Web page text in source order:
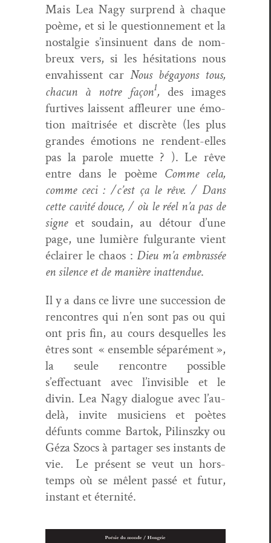
Mais Lea Nagy sur­prend à chaque
poème, et si le ques­tion­nement et la
nos­tal­gie s’insin­u­ent dans de nom­
breux vers, si les hési­ta­tions nous
envahissent car Nous bégayons tous,
cha­cun à notre façon1, des images
furtives lais­sent affleur­er une émo­
tion maîtrisée et dis­crète (les plus
grandes émo­tions ne ren­dent-elles
pas la parole muette ? ). Le rêve
entre dans le poème Comme cela,
comme ceci : /c’est ça le rêve. / Dans
cette cav­ité douce, / où le réel n’a pas de
signeet soudain, au détour d’une
page, une lumière ful­gu­rante vient
éclair­er le chaos : Dieu m’a embrassée
en silence et de manière inat­ten­due.
Il y a dans ce livre une suc­ces­sion de
ren­con­tres qui n’en sont pas ou qui
ont pris fin, au cours desquelles les
êtres sont « ensem­ble séparé­ment »,
la seule ren­con­tre pos­si­ble
s’effectuant avec l’invisible et le
divin. Lea Nagy dia­logue avec l’au-
delà, invite musi­ciens et poètes
défunts comme Bar­tok, Pilin­szky ou
Géza Szocs à partager ses instants de
vie.
Le présent se veut un hors-
temps où se mêlent passé et futur,
instant et éternité.